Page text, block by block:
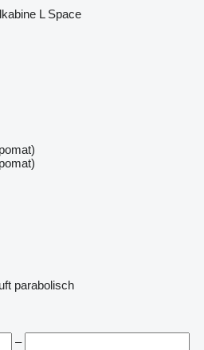
L Space
parabolisch
–